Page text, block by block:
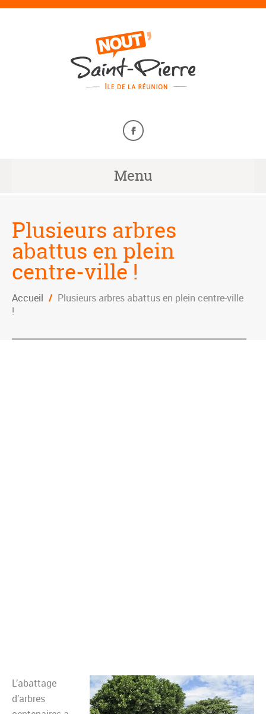
Menu
Plusieurs arbres
abattus en plein
centre-ville !
Accueil / Plusieurs arbres abattus en plein centre-ville
!
L’abattage
d’arbres